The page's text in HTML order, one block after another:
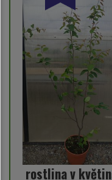
rostlina v